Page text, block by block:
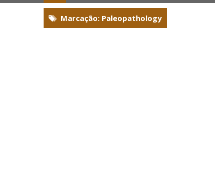
Marcação: Paleopathology